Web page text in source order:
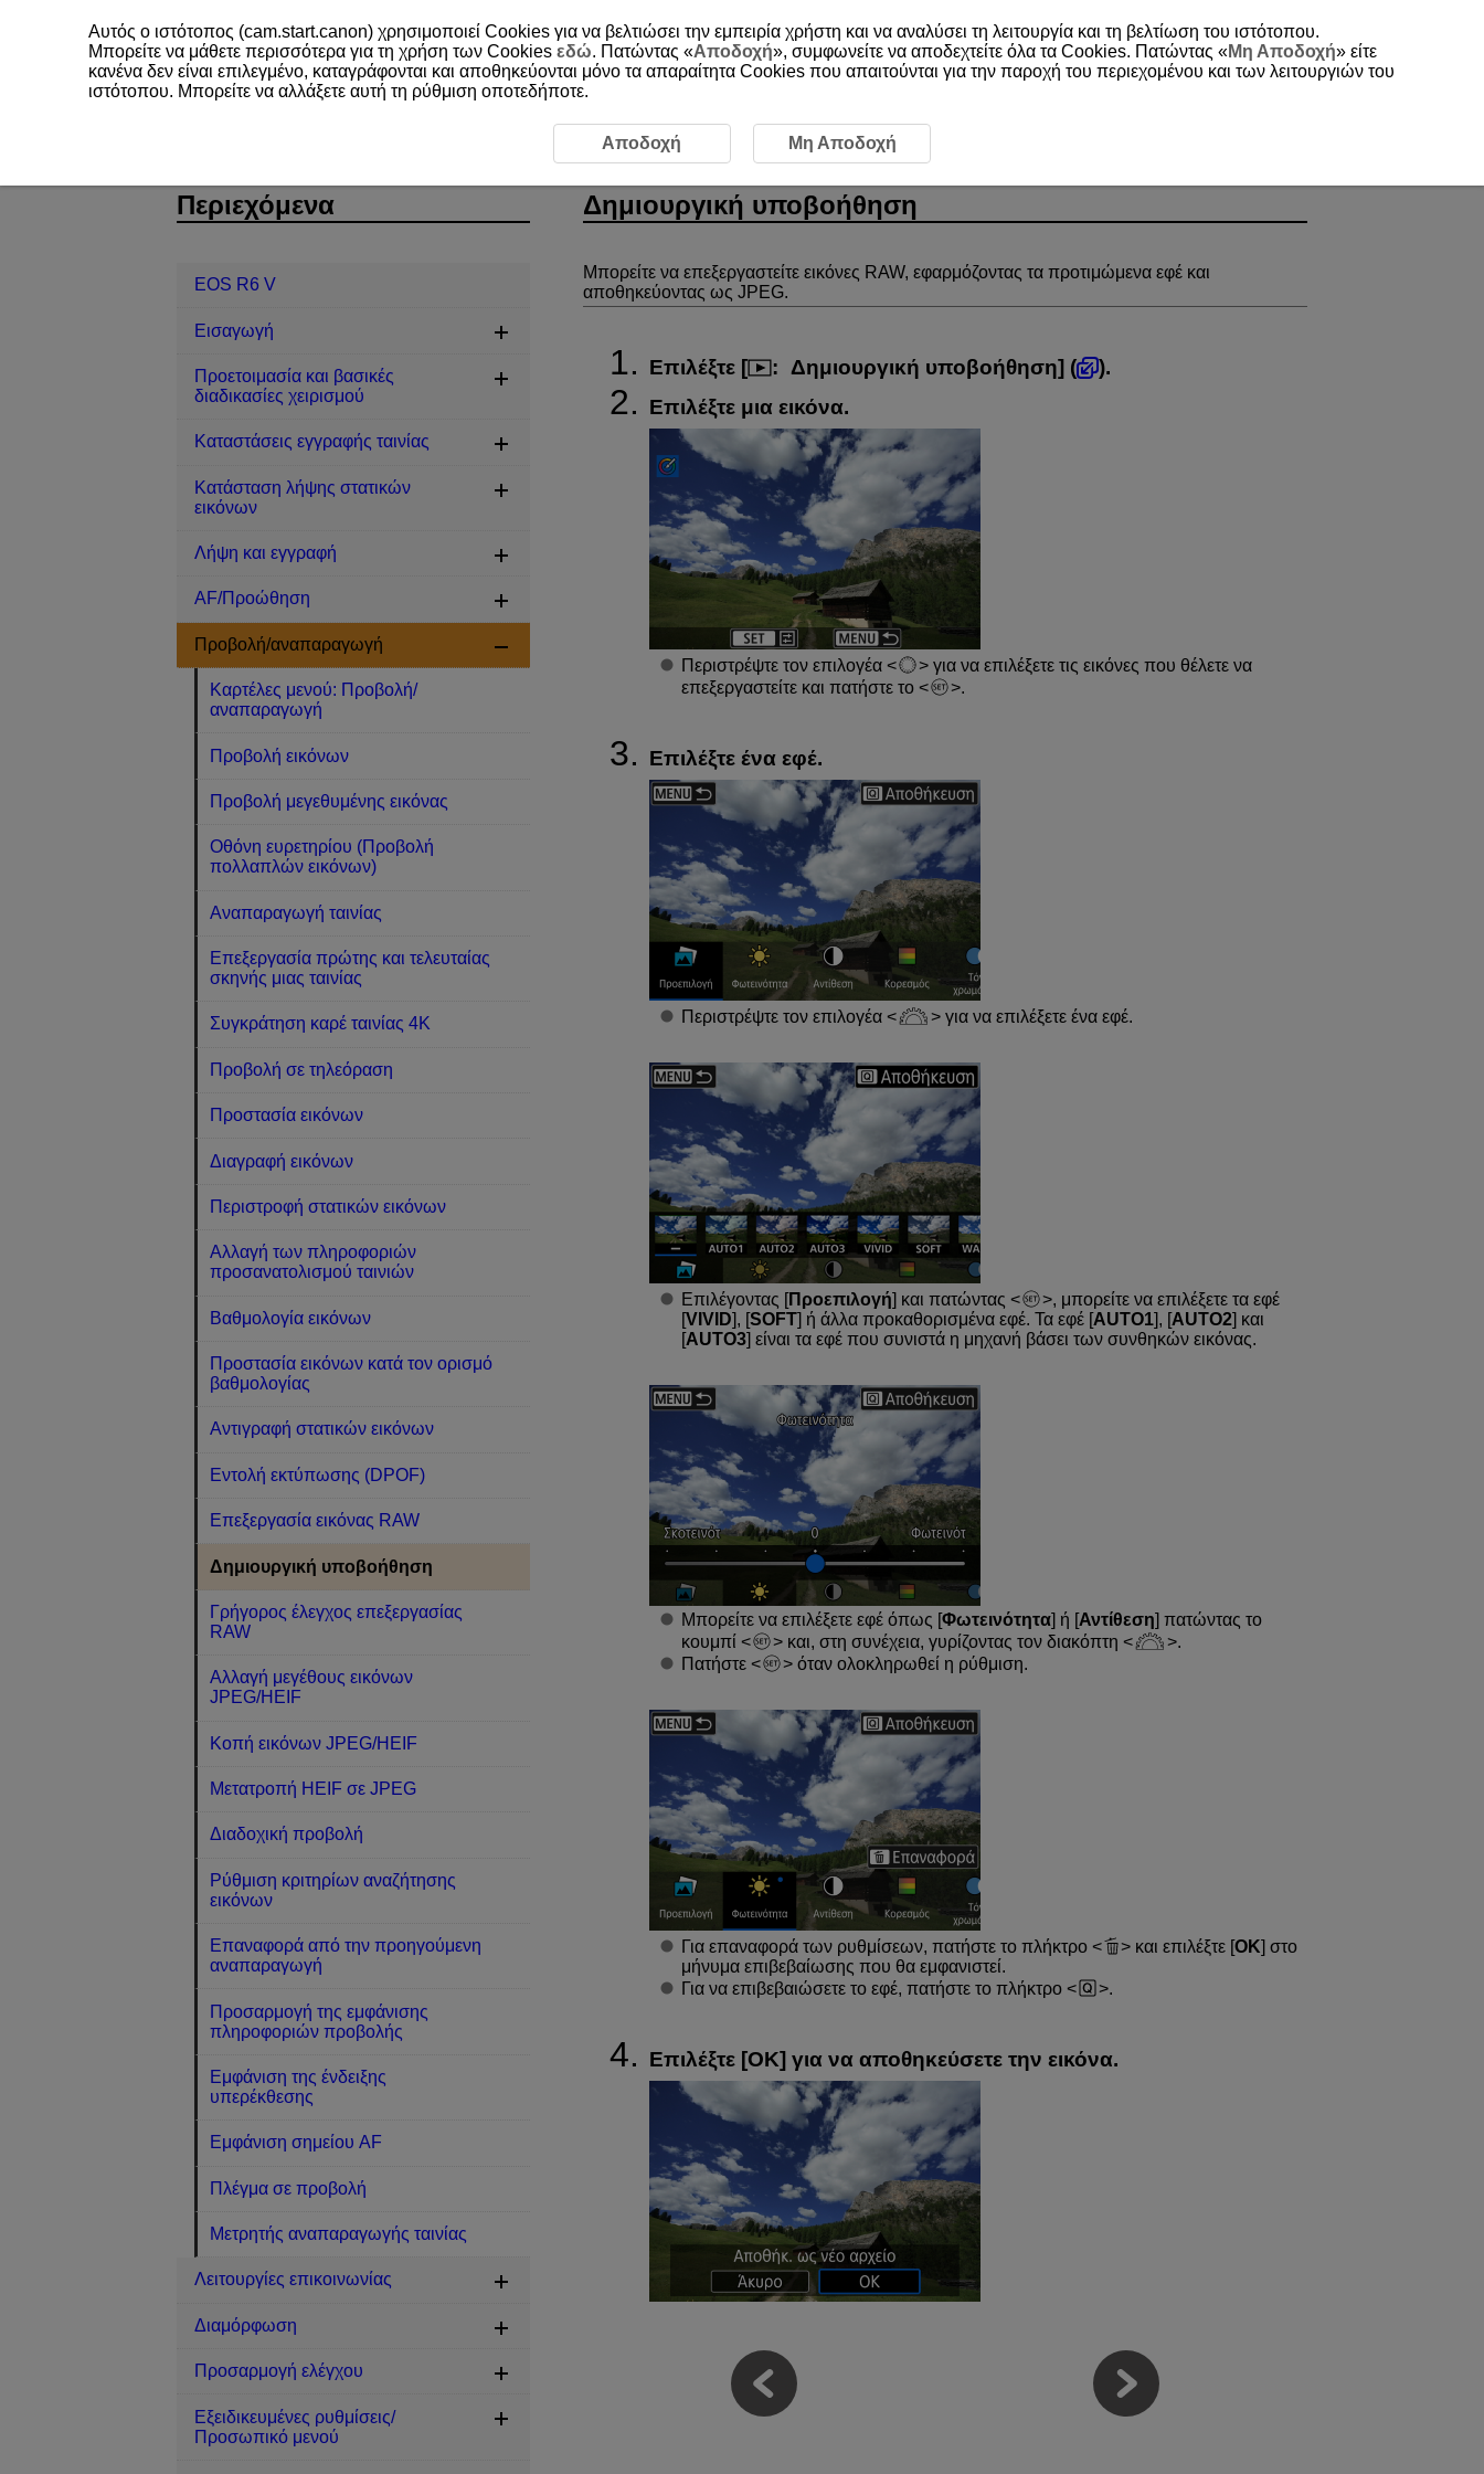
EOS R6 V Προβολή/αναπαραγωγή Δημιουργική υποβοήθηση
Δημιουργική υποβοήθηση
Μπορείτε να επεξεργαστείτε εικόνες RAW, εφαρμόζοντας τα προτιμώμενα εφέ και
αποθηκεύοντας ως JPEG.
Επιλέξτε [ : Δημιουργική υποβοήθηση] (
).
Επιλέξτε μια εικόνα.
Περιστρέψτε τον επιλογέα
για να επιλέξετε τις εικόνες που θέλετε να
επεξεργαστείτε και πατήστε το
.
Επιλέξτε ένα εφέ.
Περιστρέψτε τον επιλογέα για να επιλέξετε ένα εφέ.
Επιλέγοντας [Προεπιλογή] και πατώντας
, μπορείτε να επιλέξετε τα εφέ
[VIVID], [SOFT] ή άλλα προκαθορισμένα εφέ. Τα εφέ [AUTO1], [AUTO2] και
[AUTO3] είναι τα εφέ που συνιστά η μηχανή βάσει των συνθηκών εικόνας.
Μπορείτε να επιλέξετε εφέ όπως [Φωτεινότητα] ή [Αντίθεση] πατώντας το
κουμπί
και, στη συνέχεια, γυρίζοντας τον διακόπτη
.
Πατήστε
όταν ολοκληρωθεί η ρύθμιση.
Για επαναφορά των ρυθμίσεων, πατήστε το πλήκτρο και επιλέξτε [ΟΚ] στο
μήνυμα επιβεβαίωσης που θα εμφανιστεί.
Για να επιβεβαιώσετε το εφέ, πατήστε το πλήκτρο
.
Επιλέξτε [ΟΚ] για να αποθηκεύσετε την εικόνα.
Περιεχόμενα
EOS R6 V
Εισαγωγή
Προετοιμασία και βασικές
διαδικασίες χειρισμού
Καταστάσεις εγγραφής ταινίας
Κατάσταση λήψης στατικών
εικόνων
Λήψη και εγγραφή
AF/Προώθηση
Προβολή/αναπαραγωγή
Καρτέλες μενού: Προβολή/
αναπαραγωγή
Προβολή εικόνων
Προβολή μεγεθυμένης εικόνας
Οθόνη ευρετηρίου (Προβολή
πολλαπλών εικόνων)
Αναπαραγωγή ταινίας
Επεξεργασία πρώτης και τελευταίας
σκηνής μιας ταινίας
Συγκράτηση καρέ ταινίας 4K
Προβολή σε τηλεόραση
Προστασία εικόνων
Διαγραφή εικόνων
Περιστροφή στατικών εικόνων
Αλλαγή των πληροφοριών
προσανατολισμού ταινιών
Βαθμολογία εικόνων
Προστασία εικόνων κατά τον ορισμό
βαθμολογίας
Αντιγραφή στατικών εικόνων
Εντολή εκτύπωσης (DPOF)
Επεξεργασία εικόνας RAW
Δημιουργική υποβοήθηση
Γρήγορος έλεγχος επεξεργασίας
RAW
Αλλαγή μεγέθους εικόνων
JPEG/HEIF
Κοπή εικόνων JPEG/HEIF
Μετατροπή HEIF σε JPEG
Διαδοχική προβολή
Ρύθμιση κριτηρίων αναζήτησης
εικόνων
Επαναφορά από την προηγούμενη
αναπαραγωγή
Προσαρμογή της εμφάνισης
πληροφοριών προβολής
Εμφάνιση της ένδειξης
υπερέκθεσης
Εμφάνιση σημείου AF
Πλέγμα σε προβολή
Μετρητής αναπαραγωγής ταινίας
Λειτουργίες επικοινωνίας
Διαμόρφωση
Προσαρμογή ελέγχου
Εξειδικευμένες ρυθμίσεις/
Προσωπικό μενού
Αυτός ο ιστότοπος (cam.start.canon) χρησιμοποιεί Cookies για να βελτιώσει την εμπειρία χρήστη και να αναλύσει τη λειτουργία και τη βελτίωση του ιστότοπου.
Μπορείτε να μάθετε περισσότερα για τη χρήση των Cookies εδώ. Πατώντας «Αποδοχή», συμφωνείτε να αποδεχτείτε όλα τα Cookies. Πατώντας «Μη Αποδοχή» είτε
κανένα δεν είναι επιλεγμένο, καταγράφονται και αποθηκεύονται μόνο τα απαραίτητα Cookies που απαιτούνται για την παροχή του περιεχομένου και των λειτουργιών του
ιστότοπου. Μπορείτε να αλλάξετε αυτή τη ρύθμιση οποτεδήποτε.
Αποδοχή Μη Αποδοχή